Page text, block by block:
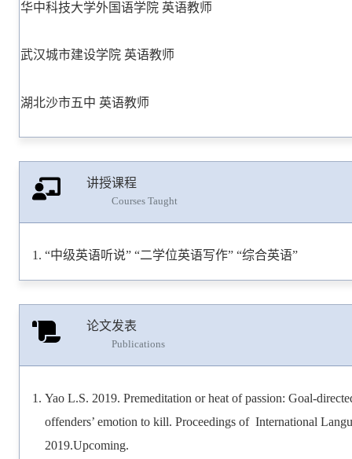
华中科技大学外国语学院 英语教师
武汉城市建设学院 英语教师
湖北沙市五中 英语教师
讲授课程
Courses Taught
“中级英语听说” “二学位英语写作” “综合英语”
论文发表
Publications
Yao L.S. 2019. Premeditation or heat of passion: Goal-
offenders’ emotion to kill. Proceedings of International
2019.Upcoming.